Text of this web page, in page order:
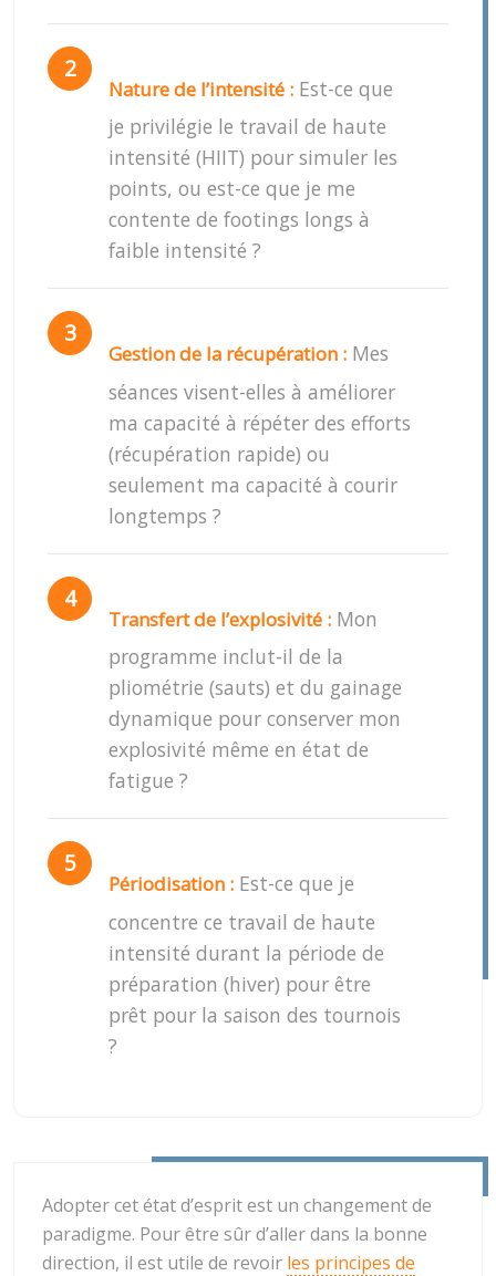
Nature de l’intensité : Est-ce que
je privilégie le travail de haute
intensité (HIIT) pour simuler les
points, ou est-ce que je me
contente de footings longs à
faible intensité ?
Gestion de la récupération : Mes
séances visent-elles à améliorer
ma capacité à répéter des efforts
(récupération rapide) ou
seulement ma capacité à courir
longtemps ?
Transfert de l’explosivité : Mon
programme inclut-il de la
pliométrie (sauts) et du gainage
dynamique pour conserver mon
explosivité même en état de
fatigue ?
Périodisation : Est-ce que je
concentre ce travail de haute
intensité durant la période de
préparation (hiver) pour être
prêt pour la saison des tournois
?
Adopter cet état d’esprit est un changement de
paradigme. Pour être sûr d’aller dans la bonne
direction, il est utile de revoir les principes de